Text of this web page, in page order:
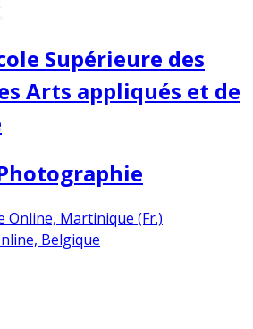
Supérieure des
Arts appliqués et de
Online, Martinique (Fr.)
Belgique